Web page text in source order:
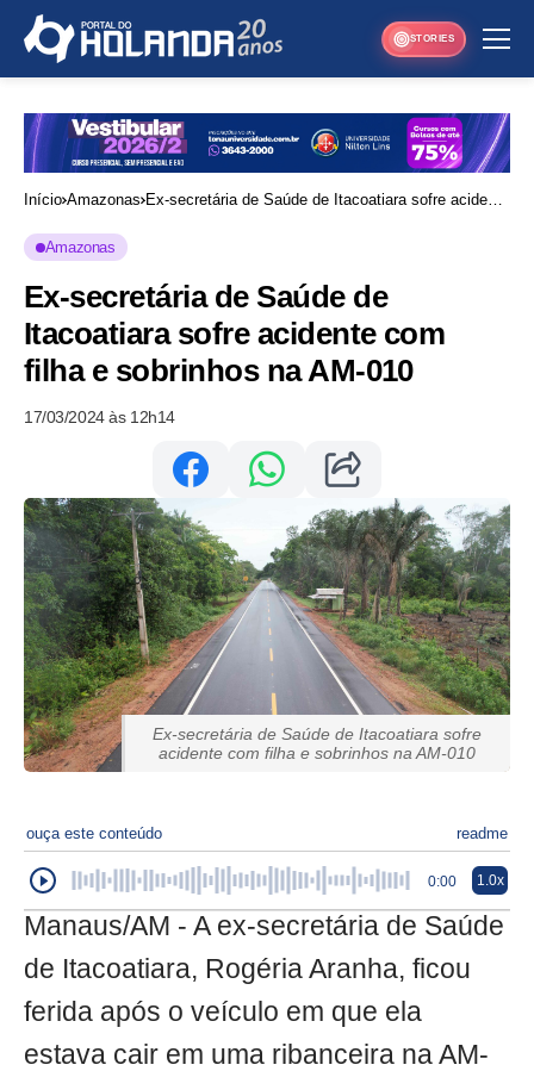
STORIES
Início Amazonas Ex-secretária de Saúde de Itacoatiara sofre acidente
Amazonas
Ex-secretária de Saúde de
Itacoatiara sofre acidente com
filha e sobrinhos na AM-010
17/03/2024 às 12h14
Ex-secretária de Saúde de Itacoatiara sofre
acidente com filha e sobrinhos na AM-010
ouça este conteúdo readme
0:00 1.0x
Manaus/AM - A ex-secretária de Saúde
de Itacoatiara, Rogéria Aranha, ficou
ferida após o veículo em que ela
estava cair em uma ribanceira na AM-